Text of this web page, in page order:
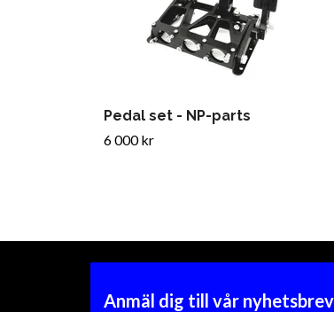
Pedal set - NP-parts
6 000 kr
Anmäl dig till vår nyhetsbrev